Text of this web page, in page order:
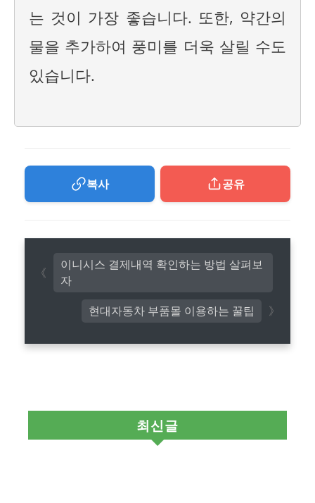
는 것이 가장 좋습니다. 또한, 약간의
물을 추가하여 풍미를 더욱 살릴 수도
있습니다.
복사 공유
현대자동차 부품몰 이용하는 꿀팁
이니시스 결제내역 확인하는 방법 살펴보
자
최신글